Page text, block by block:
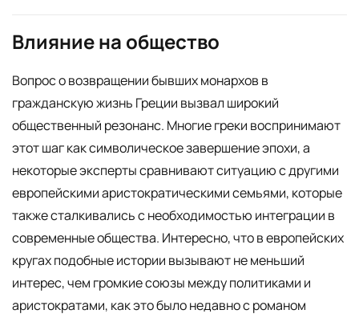
Влияние на общество
Вопрос о возвращении бывших монархов в
гражданскую жизнь Греции вызвал широкий
общественный резонанс. Многие греки воспринимают
этот шаг как символическое завершение эпохи, а
некоторые эксперты сравнивают ситуацию с другими
европейскими аристократическими семьями, которые
также сталкивались с необходимостью интеграции в
современные общества. Интересно, что в европейских
кругах подобные истории вызывают не меньший
интерес, чем громкие союзы между политиками и
аристократами, как это было недавно с романом